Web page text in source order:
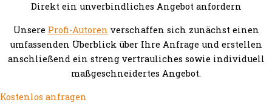
Direkt ein unverbindliches Angebot anfordern
Unsere Profi-Autoren verschaffen sich zunächst einen
umfassenden Überblick über Ihre Anfrage und erstellen
anschließend ein streng vertrauliches sowie individuell
maßgeschneidertes Angebot.
Kostenlos anfragen